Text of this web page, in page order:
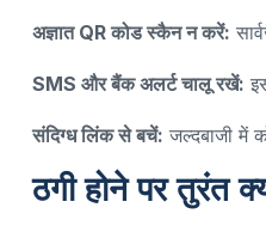
अज्ञात QR कोड स्कैन न करें:
SMS और बैंक अलर्ट चालू रखें:
संदिग्ध लिंक से बचें: जल्दबाजी में
ठगी होने पर तुरंत